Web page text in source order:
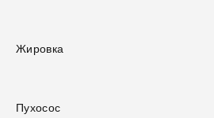
Жировка
Пухосос